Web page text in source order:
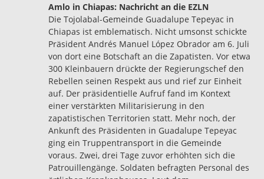
Amlo in Chiapas: Nachricht an die EZLN
Die Tojolabal-Gemeinde Guadalupe Tepeyac in
Chiapas ist emblematisch. Nicht umsonst schickte
Präsident Andrés Manuel López Obrador am 6. Juli
von dort eine Botschaft an die Zapatisten. Vor etwa
300 Kleinbauern drückte der Regierungschef den
Rebellen seinen Respekt aus und rief zur Einheit
auf. Der präsidentielle Aufruf fand im Kontext
einer verstärkten Militarisierung in den
zapatistischen Territorien statt. Mehr noch, der
Ankunft des Präsidenten in Guadalupe Tepeyac
ging ein Truppentransport in die Gemeinde
voraus. Zwei, drei Tage zuvor erhöhten sich die
Patrouillengänge. Soldaten befragten Personal des